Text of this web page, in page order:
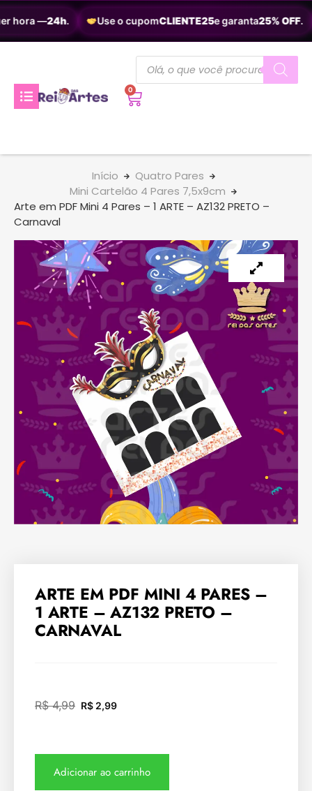
hora —24h. Use o cupomCLIENTE25e garanta25% OFF.
0
Início
Quatro Pares
Mini Cartelão 4 Pares 7,5x9cm
Arte em PDF Mini 4 Pares – 1 ARTE – AZ132 PRETO –
Carnaval
ARTE EM PDF MINI 4 PARES –
1 ARTE – AZ132 PRETO –
CARNAVAL
R$4,99 R$2,99
Adicionar ao carrinho